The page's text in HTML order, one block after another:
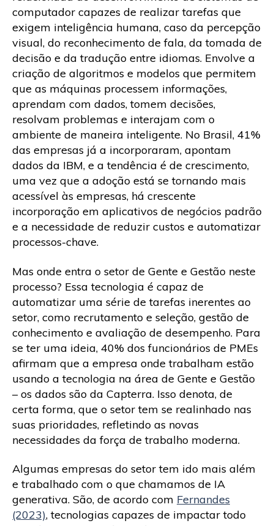
computador capazes de realizar tarefas que
exigem inteligência humana, caso da percepção
visual, do reconhecimento de fala, da tomada de
decisão e da tradução entre idiomas. Envolve a
criação de algoritmos e modelos que permitem
que as máquinas processem informações,
aprendam com dados, tomem decisões,
resolvam problemas e interajam com o
ambiente de maneira inteligente. No Brasil, 41%
das empresas já a incorporaram, apontam
dados da IBM, e a tendência é de crescimento,
uma vez que a adoção está se tornando mais
acessível às empresas, há crescente
incorporação em aplicativos de negócios padrão
e a necessidade de reduzir custos e automatizar
processos-chave.
Mas onde entra o setor de Gente e Gestão neste
processo? Essa tecnologia é capaz de
automatizar uma série de tarefas inerentes ao
setor, como recrutamento e seleção, gestão de
conhecimento e avaliação de desempenho. Para
se ter uma ideia, 40% dos funcionários de PMEs
afirmam que a empresa onde trabalham estão
usando a tecnologia na área de Gente e Gestão
– os dados são da Capterra. Isso denota, de
certa forma, que o setor tem se realinhado nas
suas prioridades, refletindo as novas
necessidades da força de trabalho moderna.
Algumas empresas do setor tem ido mais além
e trabalhado com o que chamamos de IA
generativa. São, de acordo com Fernandes
(2023), tecnologias capazes de impactar todo